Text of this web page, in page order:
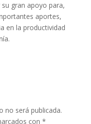
gran apoyo para,
aportes,
en la productividad
no será publicada.
con *